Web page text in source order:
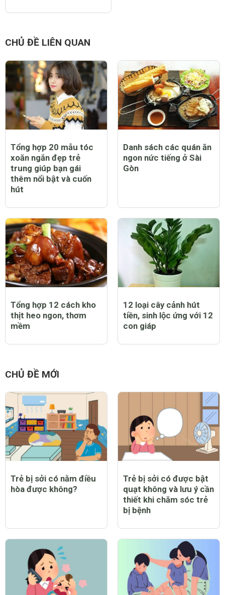
CHỦ ĐỀ LIÊN QUAN
Tổng hợp 20 mẫu tóc
xoăn ngắn đẹp trẻ
trung giúp bạn gái
thêm nổi bật và cuốn
hút
Danh sách các quán ăn
ngon nức tiếng ở Sài
Gòn
Tổng hợp 12 cách kho
thịt heo ngon, thơm
mềm
12 loại cây cảnh hút
tiền, sinh lộc ứng với 12
con giáp
CHỦ ĐỀ MỚI
Trẻ bị sởi có nằm điều
hòa được không?
Trẻ bị sởi có được bật
quạt không và lưu ý cần
thiết khi chăm sóc trẻ
bị bệnh